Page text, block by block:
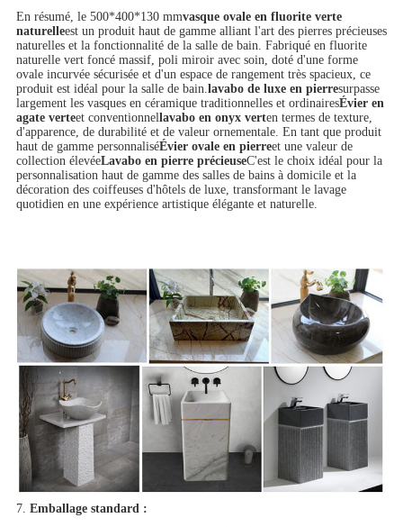
En résumé, le 500*400*130 mmvasque ovale en fluorite verte
naturelleest un produit haut de gamme alliant l'art des pierres précieuses
naturelles et la fonctionnalité de la salle de bain. Fabriqué en fluorite
naturelle vert foncé massif, poli miroir avec soin, doté d'une forme
ovale incurvée sécurisée et d'un espace de rangement très spacieux, ce
produit est idéal pour la salle de bain. lavabo de luxe en pierresurpasse
largement les vasques en céramique traditionnelles et ordinairesÉvier en
agate verteet conventionnellavabo en onyx verten termes de texture,
d'apparence, de durabilité et de valeur ornementale. En tant que produit
haut de gamme personnaliséÉvier ovale en pierreet une valeur de
collection élevéeLavabo en pierre précieuseC'est le choix idéal pour la
personnalisation haut de gamme des salles de bains à domicile et la
décoration des coiffeuses d'hôtels de luxe, transformant le lavage
quotidien en une expérience artistique élégante et naturelle.
7. Emballage standard :